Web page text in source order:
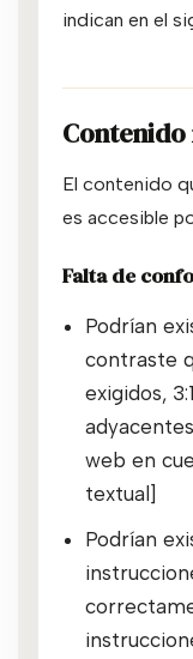
indican en el
El contenido
es accesible
Falta de
Podrían
contraste
exigidos,
web en
textual]
Podrían